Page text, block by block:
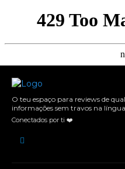
O teu espaço para reviews de
informações sem travos na
Conectados por ti ❤️